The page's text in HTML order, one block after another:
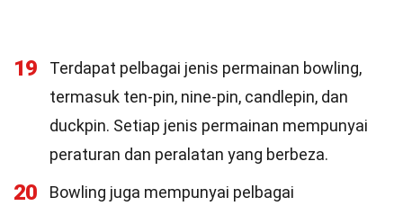
19
Terdapat pelbagai jenis permainan bowling,
termasuk ten-pin, nine-pin, candlepin, dan
duckpin. Setiap jenis permainan mempunyai
peraturan dan peralatan yang berbeza.
20
Bowling juga mempunyai pelbagai